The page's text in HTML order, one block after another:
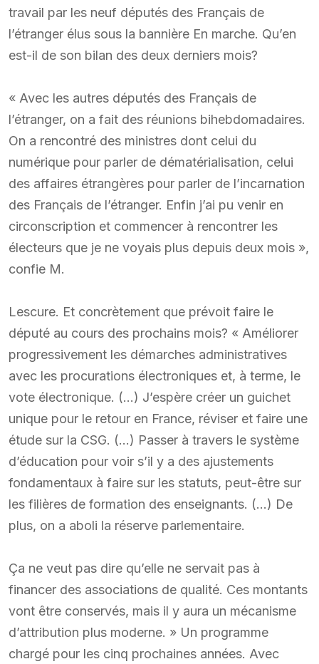
travail par les neuf députés des Français de
l’étranger élus sous la bannière En marche. Qu’en
est-il de son bilan des deux derniers mois?
« Avec les autres députés des Français de
l’étranger, on a fait des réunions bihebdomadaires.
On a rencontré des ministres dont celui du
numérique pour parler de dématérialisation, celui
des affaires étrangères pour parler de l’incarnation
des Français de l’étranger. Enfin j’ai pu venir en
circonscription et commencer à rencontrer les
électeurs que je ne voyais plus depuis deux mois »,
confie M.
Lescure. Et concrètement que prévoit faire le
député au cours des prochains mois? « Améliorer
progressivement les démarches administratives
avec les procurations électroniques et, à terme, le
vote électronique. (…) J’espère créer un guichet
unique pour le retour en France, réviser et faire une
étude sur la CSG. (…) Passer à travers le système
d’éducation pour voir s’il y a des ajustements
fondamentaux à faire sur les statuts, peut-être sur
les filières de formation des enseignants. (…) De
plus, on a aboli la réserve parlementaire.
Ça ne veut pas dire qu’elle ne servait pas à
financer des associations de qualité. Ces montants
vont être conservés, mais il y aura un mécanisme
d’attribution plus moderne. » Un programme
chargé pour les cinq prochaines années. Avec